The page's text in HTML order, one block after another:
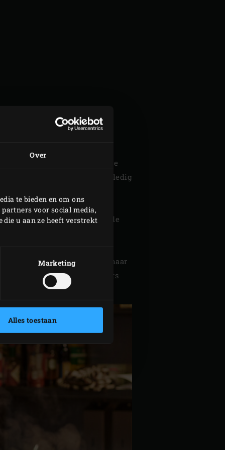
Over
te bieden en om ons
voor social media,
die u aan ze heeft verstrekt
Marketing
Alles toestaan
het vuur. Pel en halveer de
water toe. Laat de pekel volledig
blokjes. Pel en snipper de
en de blaadjes van de
smaak toe. Zet apart.
met je fileermes van kop naar
door de huid heen, de filets
deze door.